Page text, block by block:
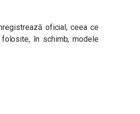
oficial, ceea ce
în schimb, modele